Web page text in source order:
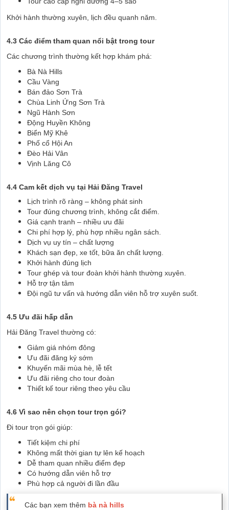
Khởi hành thường xuyên, lịch đều quanh năm.
4.3 Các điểm tham quan nổi bật trong tour
Các chương trình thường kết hợp khám phá:
Bà Nà Hills
Cầu Vàng
Bán đảo Sơn Trà
Chùa Linh Ứng Sơn Trà
Ngũ Hành Sơn
Động Huyền Không
Biển Mỹ Khê
Phố cổ Hội An
Đèo Hải Vân
Vịnh Lăng Cô
4.4 Cam kết dịch vụ tại Hải Đăng Travel
Lịch trình rõ ràng – không phát sinh
Tour đúng chương trình, không cắt điểm.
Giá cạnh tranh – nhiều ưu đãi
Chi phí hợp lý, phù hợp nhiều ngân sách.
Dịch vụ uy tín – chất lượng
Khách sạn đẹp, xe tốt, bữa ăn chất lượng.
Khởi hành đúng lịch
Tour ghép và tour đoàn khởi hành thường xuyên.
Hỗ trợ tận tâm
Đội ngũ tư vấn và hướng dẫn viên hỗ trợ xuyên suốt.
4.5 Ưu đãi hấp dẫn
Hải Đăng Travel thường có:
Giảm giá nhóm đông
Ưu đãi đăng ký sớm
Khuyến mãi mùa hè, lễ tết
Ưu đãi riêng cho tour đoàn
Thiết kế tour riêng theo yêu cầu
4.6 Vì sao nên chọn tour trọn gói?
Đi tour trọn gói giúp:
Tiết kiệm chi phí
Không mất thời gian tự lên kế hoạch
Dễ tham quan nhiều điểm đẹp
Có hướng dẫn viên hỗ trợ
Phù hợp cả người đi lần đầu
Các bạn xem thêm bà nà hills